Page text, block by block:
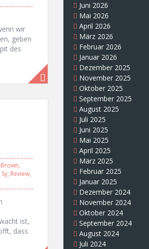
wir
geben
des
,
, Review,
ist,
dass
Juni 2026
Mai 2026
April 2026
März 2026
Februar 2026
Januar 2026
Dezember 2025
November 2025
Oktober 2025
September 2025
August 2025
Juli 2025
Juni 2025
Mai 2025
April 2025
März 2025
Februar 2025
Januar 2025
Dezember 2024
November 2024
Oktober 2024
September 2024
August 2024
Juli 2024